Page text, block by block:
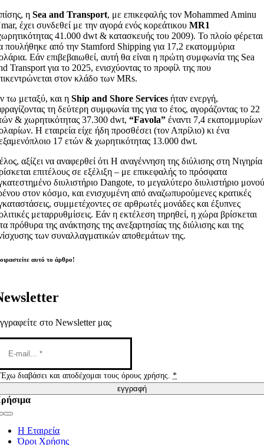
η Sea and Transport, με επικεφαλής τον Mohammed Aminu
έχει συνδεθεί με την αγορά ενός κορεάτικουMR1
41.000 dwt & κατασκευής του 2009). Το πλοίο φέρεται
πουλήθηκε από την Stamford Shipping για 17,2 εκατομμύρια
Εάν επιβεβαιωθεί, αυτή θα είναι η πρώτη συμφωνία της Sea
Transport για το 2025, ενισχύοντας το προφίλ της που
στον κλάδο των MRs.
τω μεταξύ, και ηShip and Shore Services ήταν ενεργή,
τη δεύτερη συμφωνία της για το έτος, αγοράζοντας το 22
& χωρητικότητας 37.300 dwt,“Favola” έναντι 7,4 εκατομμυρίων
Η εταιρεία είχε ήδη προσθέσει (τον Απρίλιο) κι ένα
17 ετών & χωρητικότητας 13.000 dwt.
αξίζει να αναφερθεί ότι Η αναγέννηση της διύλισης στη Νιγηρία
επιτέλους σε εξέλιξη – με επικεφαλής το πρόσφατα
διυλιστήριο Dangote, το μεγαλύτερο διυλιστήριο
στον κόσμο, και ενισχυμένη από αναζωπυρούμενες κρατικές
συμμετέχοντες σε αρθρωτές μονάδες και έξυπνες
μεταρρυθμίσεις. Εάν η εκτέλεση τηρηθεί, η χώρα βρίσκεται
πρόθυρα της ανάκτησης της ανεξαρτησίας της διύλισης και της
των συναλλαγματικών αποθεμάτων της.
αυτό το άρθρο!
στο Newsletter μας
Έχω διαβάσει και αποδέχομαι τους όρους χρήσης.*
εγγραφή
Η Εταιρεία
Όροι Χρήσης